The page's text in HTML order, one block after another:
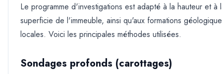
Le programme d'investigations est adapté à la hauteur et à
superficie de l'immeuble, ainsi qu'aux formations
locales. Voici les principales méthodes utilisées.
Sondages profonds (carottages)